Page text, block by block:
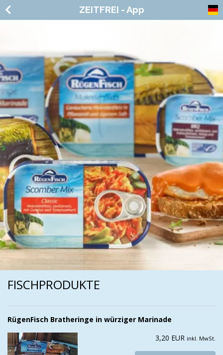
ZEITFREI - App
FISCHPRODUKTE
RügenFisch Bratheringe in würziger Marinade
3,20 EUR inkl. MwSt.